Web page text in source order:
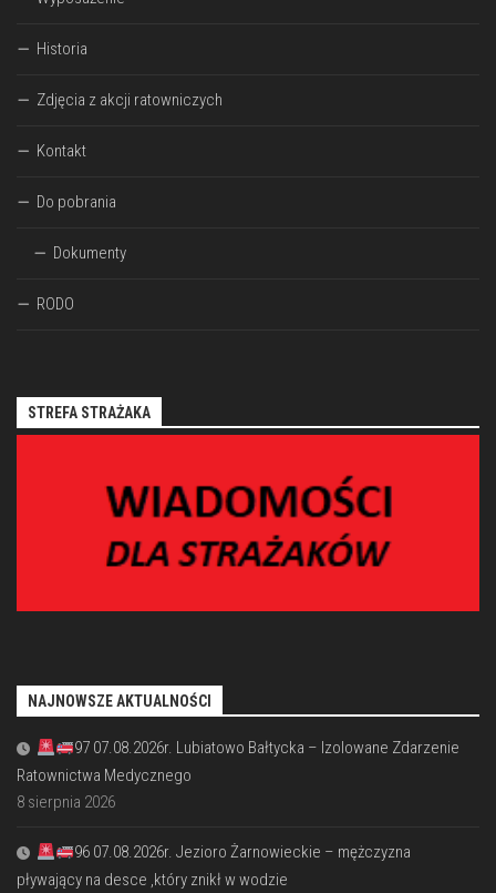
Historia
Zdjęcia z akcji ratowniczych
Kontakt
Do pobrania
Dokumenty
RODO
STREFA STRAŻAKA
NAJNOWSZE AKTUALNOŚCI
97 07.08.2026r. Lubiatowo Bałtycka – Izolowane Zdarzenie
Ratownictwa Medycznego
8 sierpnia 2026
96 07.08.2026r. Jezioro Żarnowieckie – mężczyzna
pływający na desce ,który znikł w wodzie